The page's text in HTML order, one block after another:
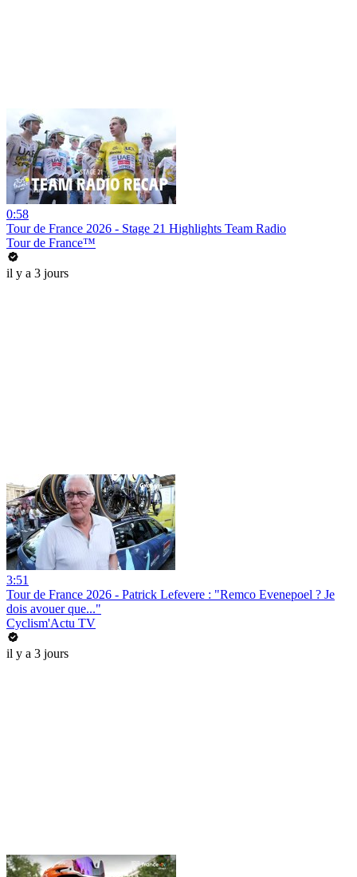
0:58
Tour de France 2026 - Stage 21 Highlights Team Radio
Tour de France™
il y a 3 jours
3:51
Tour de France 2026 - Patrick Lefevere : "Remco Evenepoel ? Je
dois avouer que..."
Cyclism'Actu TV
il y a 3 jours